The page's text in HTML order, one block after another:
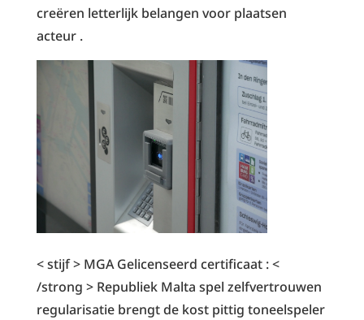
creëren letterlijk belangen voor plaatsen
acteur .
< stijf > MGA Gelicenseerd certificaat : <
/strong > Republiek Malta spel zelfvertrouwen
regularisatie brengt de kost pittig toneelspeler